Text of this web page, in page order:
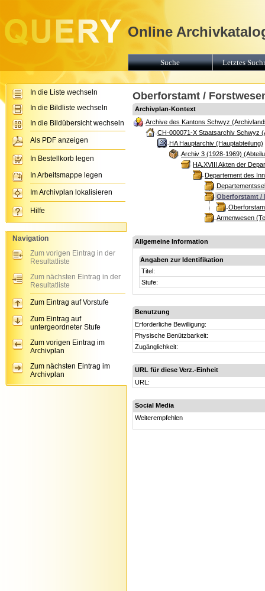
Oberforstamt /
Archivplan-Kontext
Archive des Kantons Schwyz
CH-000071-X Staatsarchiv Schwyz
HA Hauptarchiv (Hauptabteilung)
Archiv 3 (1928-1969)
HA.XVIII Akten der
Departement des
Oberforstamt /
Armenwesen
Allgemeine Information
Angaben zur Identifikation
Titel:
Stufe:
Benutzung
Erforderliche Bewilligung:
Physische Benützbarkeit:
Zugänglichkeit:
URL für diese Verz.-Einheit
URL:
Social Media
Weiterempfehlen
Online
Suche Letztes
In die Liste wechseln
In die Bildliste wechseln
In die Bildübersicht wechseln
Als PDF anzeigen
In Bestellkorb legen
In Arbeitsmappe legen
Im Archivplan lokalisieren
Hilfe
Navigation
Zum vorigen Eintrag in der
Resultatliste
Zum nächsten Eintrag in der
Resultatliste
Zum Eintrag auf Vorstufe
Zum Eintrag auf
untergeordneter Stufe
Zum vorigen Eintrag im
Archivplan
Zum nächsten Eintrag im
Archivplan